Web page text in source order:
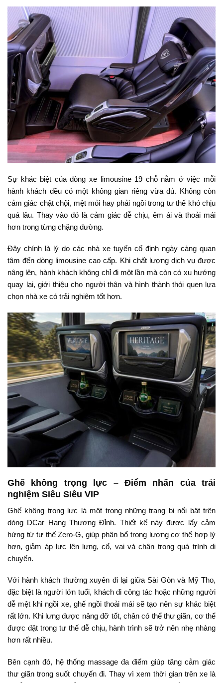
Sự khác biệt của dòng xe limousine 19 chỗ nằm ở việc mỗi
hành khách đều có một không gian riêng vừa đủ. Không còn
cảm giác chật chội, mệt mỏi hay phải ngồi trong tư thế khó chịu
quá lâu. Thay vào đó là cảm giác dễ chịu, êm ái và thoải mái
hơn trong từng chặng đường.
Đây chính là lý do các nhà xe tuyến cố định ngày càng quan
tâm đến dòng limousine cao cấp. Khi chất lượng dịch vụ được
nâng lên, hành khách không chỉ đi một lần mà còn có xu hướng
quay lại, giới thiệu cho người thân và hình thành thói quen lựa
chọn nhà xe có trải nghiệm tốt hơn.
Ghế không trọng lực – Điểm nhấn của trải
nghiệm Siêu Siêu VIP
Ghế không trọng lực là một trong những trang bị nổi bật trên
dòng DCar Hạng Thượng Đỉnh. Thiết kế này được lấy cảm
hứng từ tư thế Zero-G, giúp phân bổ trọng lượng cơ thể hợp lý
hơn, giảm áp lực lên lưng, cổ, vai và chân trong quá trình di
chuyển.
Với hành khách thường xuyên đi lại giữa Sài Gòn và Mỹ Tho,
đặc biệt là người lớn tuổi, khách đi công tác hoặc những người
dễ mệt khi ngồi xe, ghế ngồi thoải mái sẽ tạo nên sự khác biệt
rất lớn. Khi lưng được nâng đỡ tốt, chân có thể thư giãn, cơ thể
được đặt trong tư thế dễ chịu, hành trình sẽ trở nên nhẹ nhàng
hơn rất nhiều.
Bên cạnh đó, hệ thống massage đa điểm giúp tăng cảm giác
thư giãn trong suốt chuyến đi. Thay vì xem thời gian trên xe là